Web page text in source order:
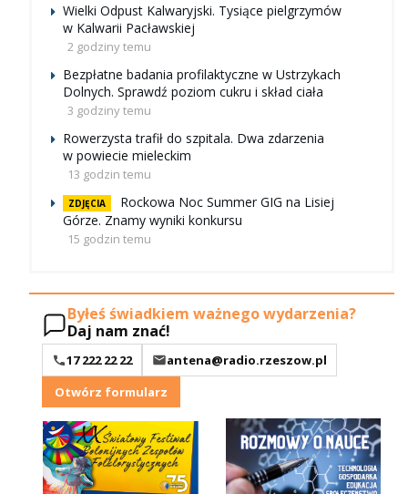
Wielki Odpust Kalwaryjski. Tysiące pielgrzymów
w Kalwarii Pacławskiej
2 godziny temu
Bezpłatne badania profilaktyczne w Ustrzykach
Dolnych. Sprawdź poziom cukru i skład ciała
3 godziny temu
Rowerzysta trafił do szpitala. Dwa zdarzenia
w powiecie mieleckim
13 godzin temu
ZDJĘCIA
Rockowa Noc Summer GIG na Lisiej
Górze. Znamy wyniki konkursu
15 godzin temu
Byłeś świadkiem ważnego wydarzenia?
Daj nam znać!
17 222 22 22
antena@radio.rzeszow.pl
Otwórz formularz